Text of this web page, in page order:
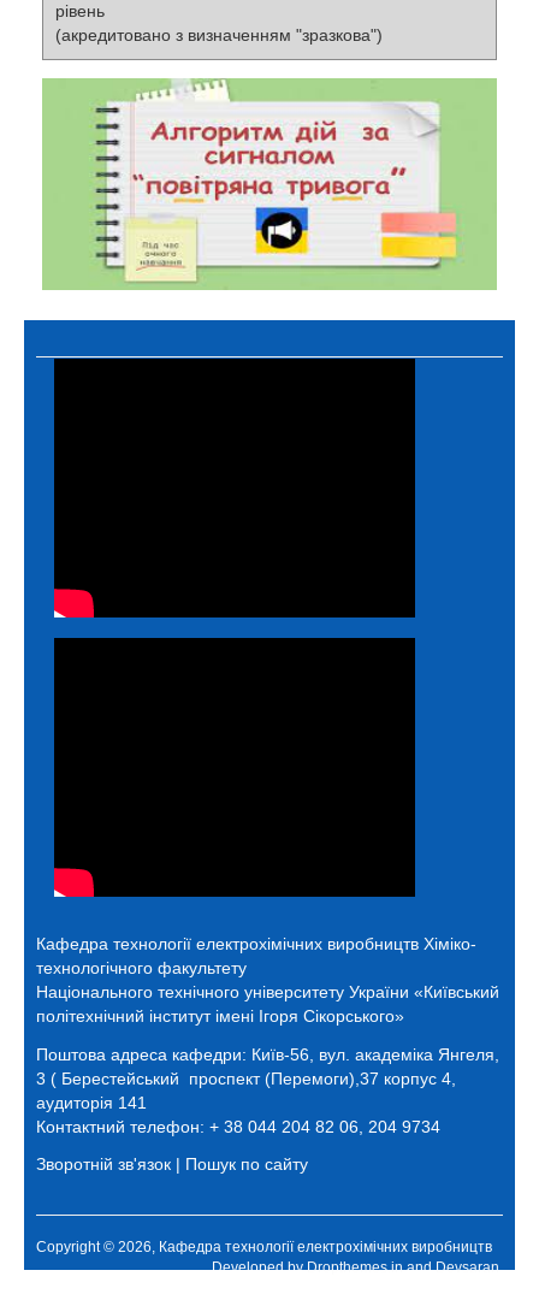
рівень
(акредитовано з визначенням "зразкова")
Кафедра технології електрохімічних виробництв Хіміко-
технологічного факультету
Національного технічного університету України «Київський
політехнічний інститут імені Ігоря Сікорського»
Поштова адреса кафедри: Київ-56, вул. академіка Янгеля,
3 ( Берестейський проспект (Перемоги),37 корпус 4,
аудиторія 141
Контактний телефон: + 38 044 204 82 06, 204 9734
Зворотній зв'язок | Пошук по сайту
Copyright © 2026, Кафедра технології електрохімічних виробництв
Developed byDropthemes.inandDevsaran.